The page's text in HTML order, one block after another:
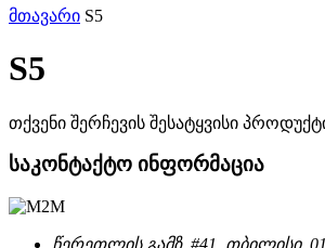
მთავარი S5
S5
თქვენი შერჩევის შესატყვისი
საკონტაქტო ინფორმაცია
წერეთლის გამზ. #41, თბილისი,